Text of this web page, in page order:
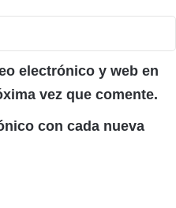
electrónico y web en
vez que comente.
con cada nueva